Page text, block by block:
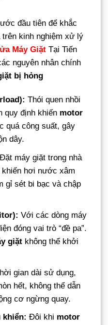
đầu tiên để khắc
kinh nghiệm xử lý
Máy Giặt Tại Tiến
nguyên nhân chính
bị hỏng
Thói quen nhồi
quy định khiến motor
quá công suất, gây
dây.
Đặt máy giặt trong nhà
hơi nước xâm
gỉ sét bi bạc và chập
Với các dòng máy
đóng vai trò “đề pa”.
giặt không thể khởi
gian dài sử dụng,
hết, không thể dẫn
cơ ngừng quay.
khiển: Đôi khi motor